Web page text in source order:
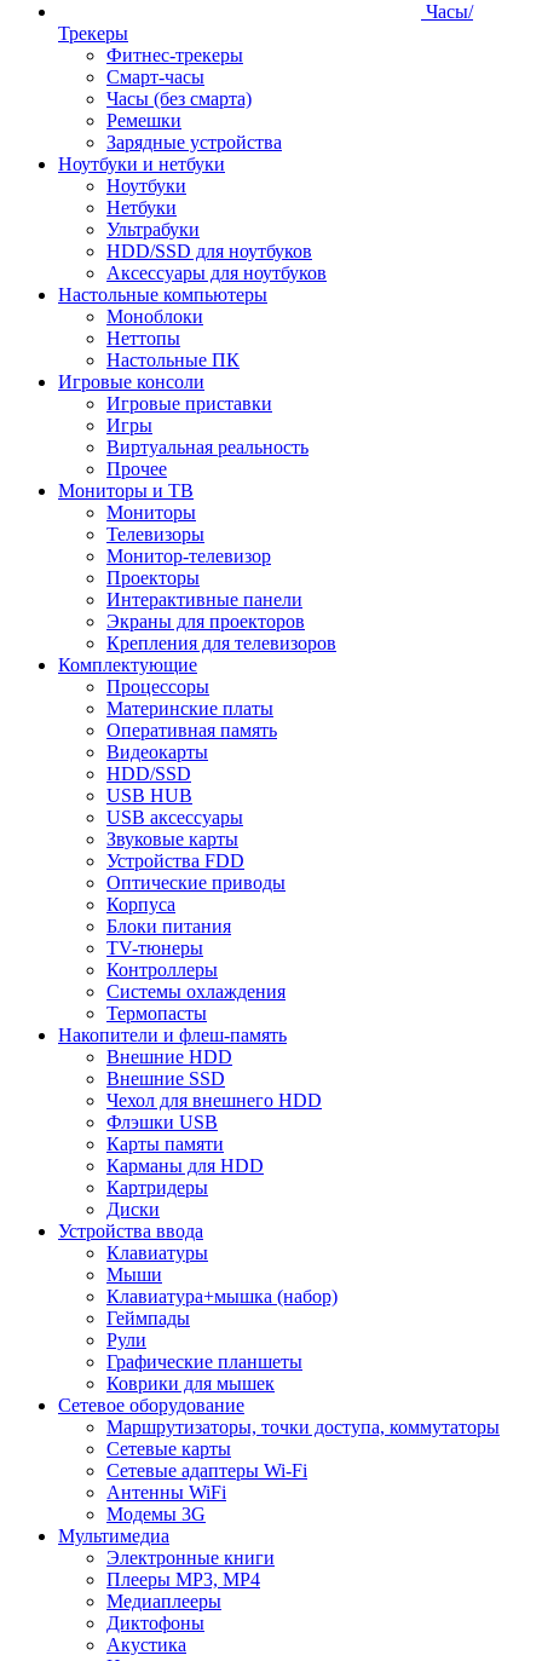
Часы/
Трекеры
Фитнес-трекеры
Смарт-часы
Часы (без смарта)
Ремешки
Зарядные устройства
Ноутбуки и нетбуки
Ноутбуки
Нетбуки
Ультрабуки
HDD/SSD для ноутбуков
Аксессуары для ноутбуков
Настольные компьютеры
Моноблоки
Неттопы
Настольные ПК
Игровые консоли
Игровые приставки
Игры
Виртуальная реальность
Прочее
Мониторы и ТВ
Мониторы
Телевизоры
Монитор-телевизор
Проекторы
Интерактивные панели
Экраны для проекторов
Крепления для телевизоров
Комплектующие
Процессоры
Материнские платы
Оперативная память
Видеокарты
HDD/SSD
USB HUB
USB аксессуары
Звуковые карты
Устройства FDD
Оптические приводы
Корпуса
Блоки питания
TV-тюнеры
Контроллеры
Системы охлаждения
Термопасты
Накопители и флеш-память
Внешние HDD
Внешние SSD
Чехол для внешнего HDD
Флэшки USB
Карты памяти
Карманы для HDD
Картридеры
Диски
Устройства ввода
Клавиатуры
Мыши
Клавиатура+мышка (набор)
Геймпады
Рули
Графические планшеты
Коврики для мышек
Сетевое оборудование
Маршрутизаторы, точки доступа, коммутаторы
Сетевые карты
Сетевые адаптеры Wi-Fi
Антенны WiFi
Модемы 3G
Мультимедиа
Электронные книги
Плееры MP3, MP4
Медиаплееры
Диктофоны
Акустика